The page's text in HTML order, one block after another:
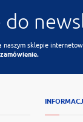
do
naszym sklepie